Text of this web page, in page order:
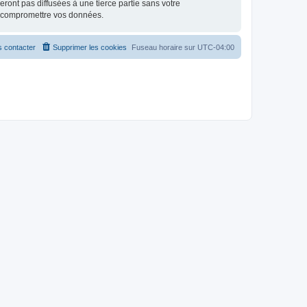
pas diffusées à une tierce partie sans votre
vos données.
Fuseau horaire sur UTC-04:00
Supprimer les cookies
contacter